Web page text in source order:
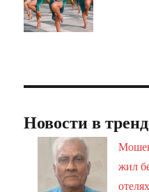
Новости в
жил
отелях